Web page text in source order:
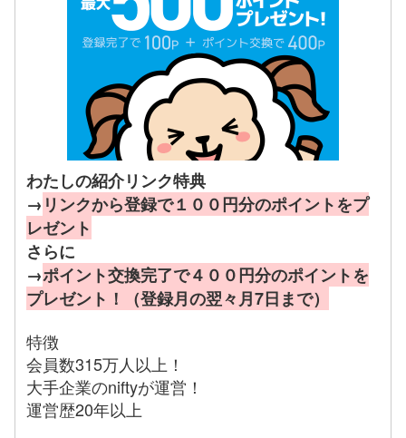
わたしの紹介リンク特典
→ リンクから登録で１００円分のポイントをプ
レゼント
さらに
→ポイント交換完了で４００円分のポイントを
プレゼント！（登録月の翌々月7日まで）
特徴
会員数315万人以上！
大手企業のniftyが運営！
運営歴20年以上